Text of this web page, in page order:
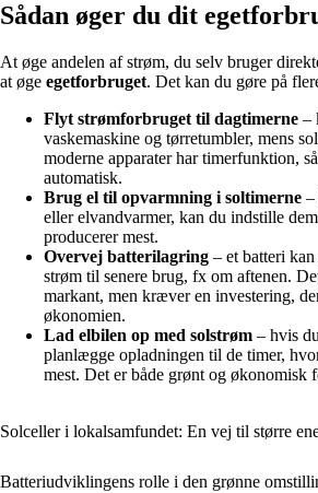
Sådan øger du dit
At øge andelen af strøm, du selv bruger
at øge egetforbruget. Det kan du gøre på
Flyt strømforbruget til dagtimerne –
vaskemaskine og tørretumbler, mens
moderne apparater har timerfunktion,
automatisk.
Brug el til opvarmning i soltimerne –
eller elvandvarmer, kan du indstille
producerer mest.
Overvej batterilagring – et batteri
strøm til senere brug, fx om aftenen.
markant, men kræver en investering,
økonomien.
Lad elbilen op med solstrøm – hvis
planlægge opladningen til de timer,
mest. Det er både grønt og økonomisk
Solceller i lokalsamfundet: En vej til større
Batteriudviklingens rolle i den grønne